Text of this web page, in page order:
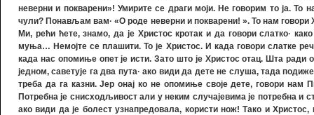
неверни и покварени»! Умирите се драги моји. Не говорим то ја.
чули? Понављам вам· «О роде неверни и покварени! ».То нам говори
Ми, рећи ћете, знамо, да је Христос кротак и да говори слатко·
муња… Немојте се плашити. То је Христос. И када говори слатке
када нас опомиње опет је исти. Зато што је Христос отац. Шта ради
једном, саветује га два пута· ако види да дете не слуша, тада
треба да га казни. Јер онај ко не опомиње своје дете, говори нам
Потребна је снисходљивост али у неким случајевима је потребна и
ако види да је болест узнапредовала, користи нож! Тако и Христос,